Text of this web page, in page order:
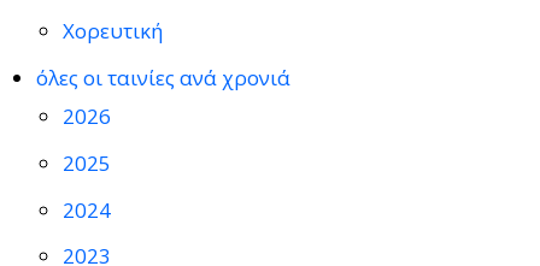
Χορευτική
όλες οι ταινίες ανά χρονιά
2026
2025
2024
2023